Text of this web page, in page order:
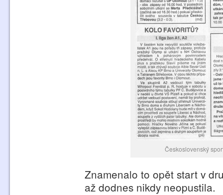
Československý
Znamenalo to opět start v
až dodnes nikdy neopustila.